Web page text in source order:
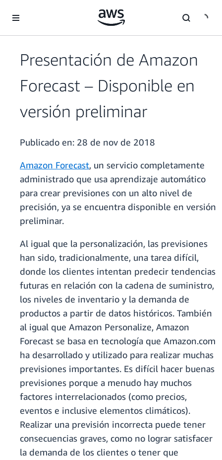
Presentación de Amazon
Forecast – Disponible en
versión preliminar
Publicado en: 28 de nov de 2018
Amazon Forecast, un servicio completamente
administrado que usa aprendizaje automático
para crear previsiones con un alto nivel de
precisión, ya se encuentra disponible en versión
preliminar.
Al igual que la personalización, las previsiones
han sido, tradicionalmente, una tarea difícil,
donde los clientes intentan predecir tendencias
futuras en relación con la cadena de suministro,
los niveles de inventario y la demanda de
productos a partir de datos históricos. También
al igual que Amazon Personalize, Amazon
Forecast se basa en tecnología que Amazon.com
ha desarrollado y utilizado para realizar muchas
previsiones importantes. Es difícil hacer buenas
previsiones porque a menudo hay muchos
factores interrelacionados (como precios,
eventos e inclusive elementos climáticos).
Realizar una previsión incorrecta puede tener
consecuencias graves, como no lograr satisfacer
la demanda de los clientes o tener que